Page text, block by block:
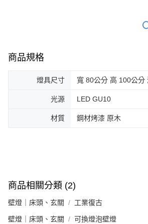
商品規格
燈具尺寸 寬 80公分 高 100公分
光源 LED GU10
材質 鋼材烤漆 原木
商品相關分類 (2)
壁燈｜床頭、玄關 工業復古
壁燈｜床頭、玄關 可換燈泡壁燈